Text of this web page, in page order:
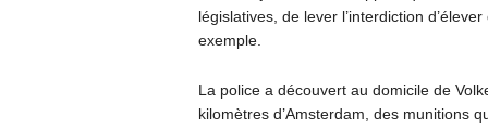
législatives, de lever l’interdiction
exemple.
La police a découvert au domicile de
kilomètres d’Amsterdam, des munitions